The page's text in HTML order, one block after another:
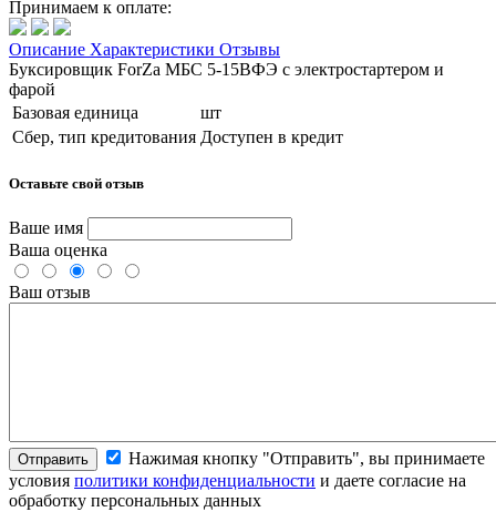
Принимаем к оплате:
Описание Характеристики Отзывы
Буксировщик ForZa МБС 5-15ВФЭ с электростартером и
фарой
Базовая единица
шт
Сбер, тип кредитования Доступен в кредит
Оставьте свой отзыв
Ваше имя
Ваша оценка
Ваш отзыв
Отправить
Нажимая кнопку "Отправить", вы принимаете
условия политики конфиденциальности и даете согласие на
обработку персональных данных